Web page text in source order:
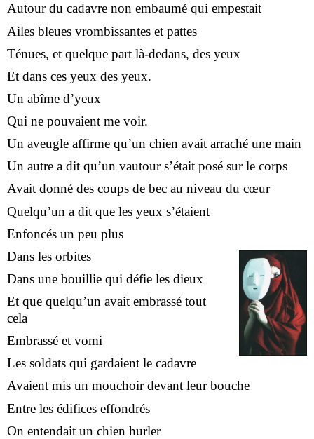
Autour du cadavre non embaumé qui empestait
Ailes bleues vrombissantes et pattes
Ténues, et quelque part là-dedans, des yeux
Et dans ces yeux des yeux.
Un abîme d’yeux
Qui ne pouvaient me voir.
Un aveugle affirme qu’un chien avait arraché une main
Un autre a dit qu’un vautour s’était posé sur le corps
Avait donné des coups de bec au niveau du cœur
Quelqu’un a dit que les yeux s’étaient
Enfoncés un peu plus
Dans les orbites
Dans une bouillie qui défie les dieux
Et que quelqu’un avait embrassé tout
cela
Embrassé et vomi
Les soldats qui gardaient le cadavre
Avaient mis un mouchoir devant leur bouche
Entre les édifices effondrés
On entendait un chien hurler